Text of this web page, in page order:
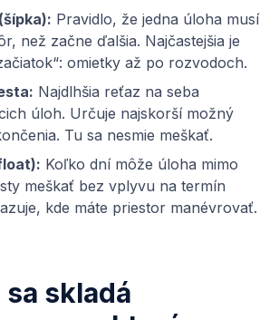
: Pravidlo, že jedna úloha musí
než začne ďalšia. Najčastejšia je
omietky až po rozvodoch.
: Najdlhšia reťaz na seba
úloh. Určuje najskorší možný
Tu sa nesmie meškať.
: Koľko dní môže úloha mimo
meškať bez vplyvu na termín
kde máte priestor manévrovať.
skladá